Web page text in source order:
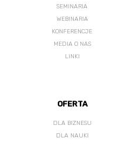
SEMINARIA
WEBINARIA
KONFERENCJE
MEDIA O NAS
LINKI
OFERTA
DLA BIZNESU
DLA NAUKI